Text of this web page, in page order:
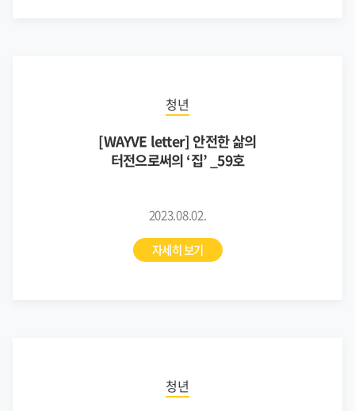
청년
[WAYVE letter] 안전한 삶의
터전으로써의 ‘집’ _59호
2023.08.02.
자세히 보기
청년